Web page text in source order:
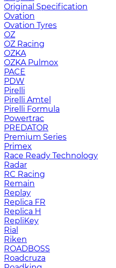
Original Specification
Ovation
Ovation Tyres
OZ
OZ Racing
OZKA
OZKA Pulmox
PACE
PDW
Pirelli
Pirelli Amtel
Pirelli Formula
Powertrac
PREDATOR
Premium Series
Primex
Race Ready Technology
Radar
RC Racing
Remain
Replay
Replica FR
Replica H
RepliKey
Rial
Riken
ROADBOSS
Roadcruza